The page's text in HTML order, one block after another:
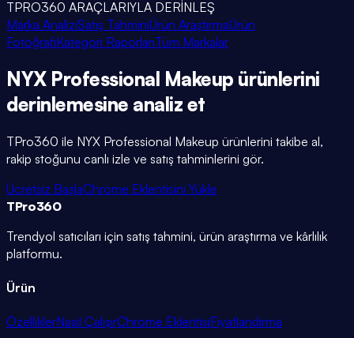
TPRO360 ARAÇLARIYLA DERİNLEŞ
Marka AnaliziSatış TahminiÜrün AraştırmaÜrün
FotoğrafıKategori RaporlarıTüm Markalar
NYX Professional Makeup ürünlerini
derinlemesine analiz et
TPro360 ile NYX Professional Makeup ürünlerini takibe al,
rakip stoğunu canlı izle ve satış tahminlerini gör.
Ücretsiz BaşlaChrome Eklentisini Yükle
TPro360
Trendyol satıcıları için satış tahmini, ürün araştırma ve kârlılık
platformu.
Ürün
ÖzelliklerNasıl ÇalışırChrome EklentisiFiyatlandırma